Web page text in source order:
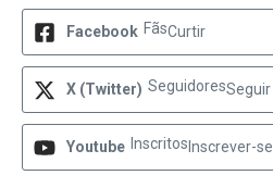
Facebook FãsCurtir
X (Twitter) SeguidoresSeguir
Youtube Inscritos Inscrever-se